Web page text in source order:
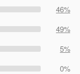
46%
49%
5%
0%